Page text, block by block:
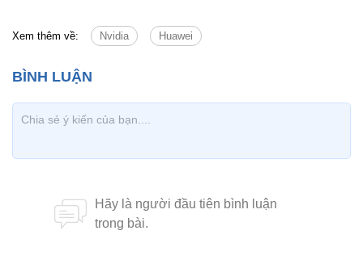
Xem thêm về: Nvidia Huawei